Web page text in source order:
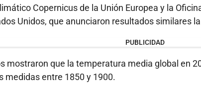
Copernicus de la Unión Europea y la
Unidos, que anunciaron resultados similares
PUBLICIDAD
mostraron que la temperatura media global en
medidas entre 1850 y 1900.